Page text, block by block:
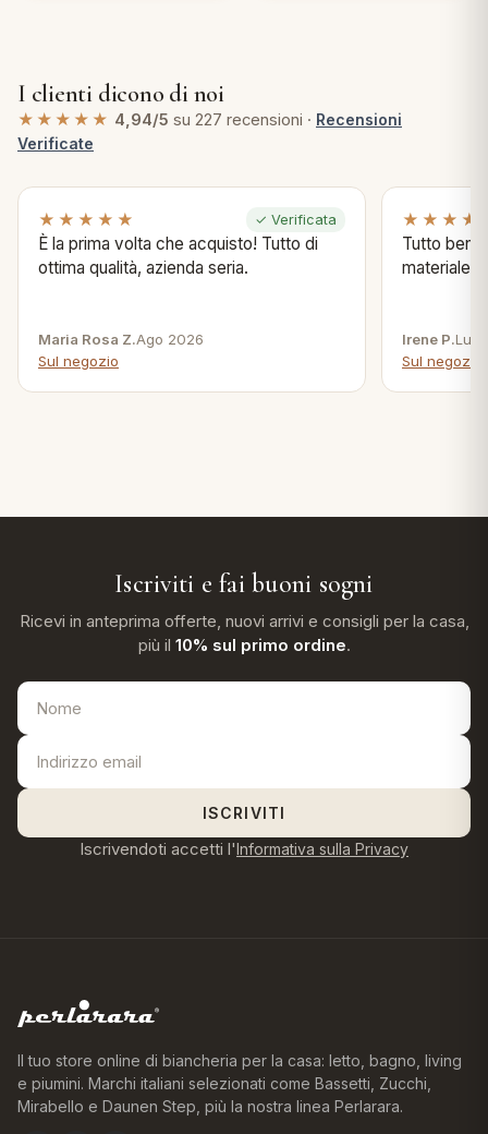
I clienti dicono di noi
★★★★★ 4,94/5 su 227 recensioni · Recensioni
Verificate
★★★★★ ✓ Verificata
È la prima volta che acquisto! Tutto di
ottima qualità, azienda seria.
Maria Rosa Z.Ago 2026
Sul negozio
Tutto bene
materiale .
Irene P.Lug
Sul negozio
Iscriviti e fai buoni sogni
Ricevi in anteprima offerte, nuovi arrivi e consigli per la casa,
più il 10% sul primo ordine.
ISCRIVITI
Iscrivendoti accetti l'Informativa sulla Privacy
Il tuo store online di biancheria per la casa: letto, bagno, living
e piumini. Marchi italiani selezionati come Bassetti, Zucchi,
Mirabello e Daunen Step, più la nostra linea Perlarara.